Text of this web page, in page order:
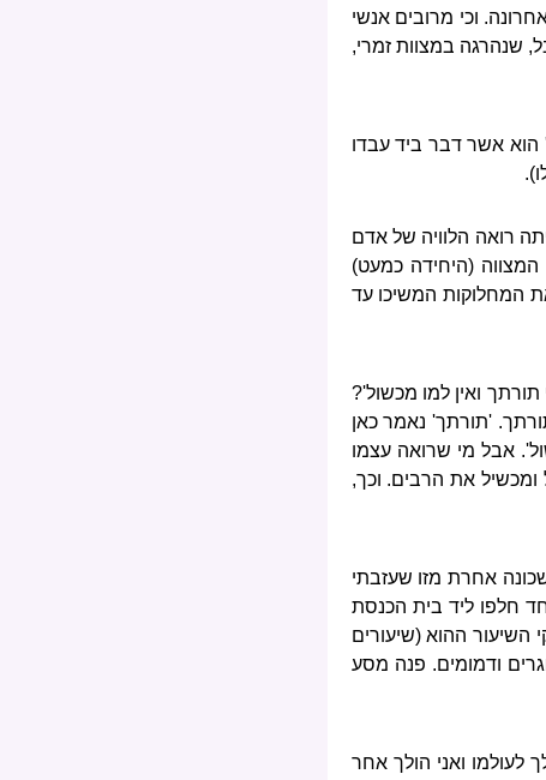
וכי מרובים אנשי
שנהרגה במצוות זמרי,
הוא אשר דבר ביד עבדו
רואה הלוויה של אדם
המצווה (היחידה כמעט)
המחלוקות המשיכו עד
ואין למו מכשול'?
'תורתך' נאמר כאן
אבל מי שרואה עצמו
ומכשיל את הרבים. וכך,
אחרת מזו שעזבתי
חלפו ליד בית הכנסת
השיעור ההוא (שיעורים
ודמומים. פנה מסע
ואני הולך אחר